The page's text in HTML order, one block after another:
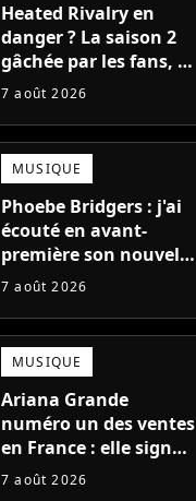
Heated Rivalry en
danger ? La saison 2
gâchée par les fans, le
créateur pousse un
7 août 2026
MUSIQUE
Phoebe Bridgers : j'ai
écouté en avant-
première son nouvel
album, c'est le bijou
7 août 2026
MUSIQUE
Ariana Grande
numéro un des ventes
en France : elle signe
le meilleur démarrage
7 août 2026